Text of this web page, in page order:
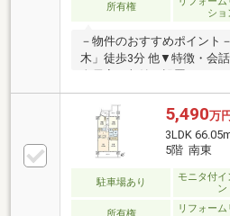
所有権
ショ
－物件のおすすめポイン
木」徒歩3分 他▼特徴・会
全居室に収納を設置・バル
計・住戸の独立性を高める
可(細則有)▼設備・オート
年8月室内リフォーム内容
面化粧台 等【張替】クロス
【その他】シーリングライ
TAIRAYA志木店 徒歩4分(約
をお手伝いします ━━━━━
談はお気軽にお問い合わせ
5,490万
3LDK
5階 南東
駐車場あり
モニタ付イ
ン
リフォーム